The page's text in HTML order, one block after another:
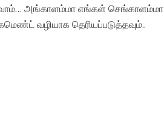
அங்காளம்மா எங்கள் செங்காளம்மா
வழியாக தெரியப்படுத்தவும்..